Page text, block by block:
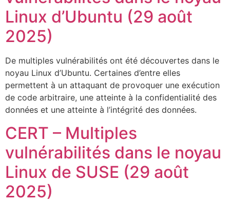
Linux d’Ubuntu (29 août
2025)
De multiples vulnérabilités ont été découvertes dans le
noyau Linux d’Ubuntu. Certaines d’entre elles
permettent à un attaquant de provoquer une exécution
de code arbitraire, une atteinte à la confidentialité des
données et une atteinte à l’intégrité des données.
CERT – Multiples
vulnérabilités dans le noyau
Linux de SUSE (29 août
2025)